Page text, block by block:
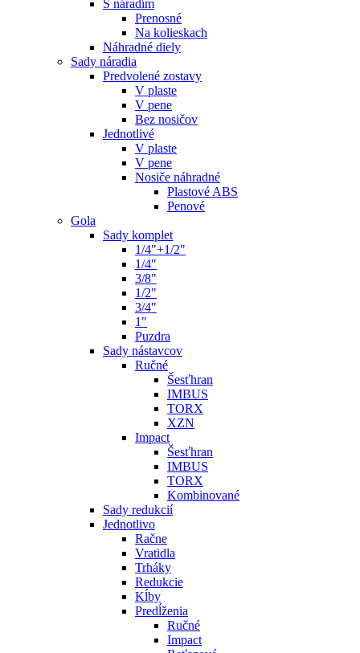
S náradím
Prenosné
Na kolieskach
Náhradné diely
Sady náradia
Predvolené zostavy
V plaste
V pene
Bez nosičov
Jednotlivé
V plaste
V pene
Nosiče náhradné
Plastové ABS
Penové
Gola
Sady komplet
1/4"+1/2"
1/4"
3/8"
1/2"
3/4"
1"
Puzdra
Sady nástavcov
Ručné
Šesťhran
IMBUS
TORX
XZN
Impact
Šesťhran
IMBUS
TORX
Kombinované
Sady redukcií
Jednotlivo
Račne
Vratidla
Trháky
Redukcie
Kĺby
Predĺženia
Ručné
Impact